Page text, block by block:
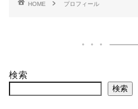
HOME プロフィール
検索
検索